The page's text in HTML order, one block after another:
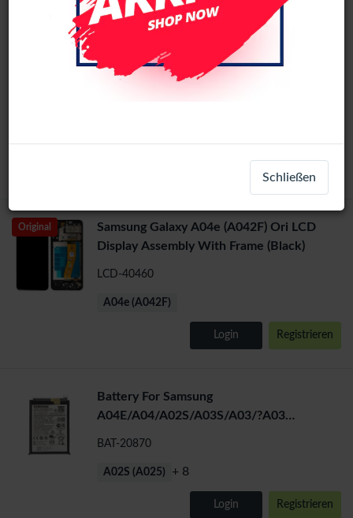
Galaxy A04E / A03s / A03 / A02s
(A037F/A035F/A025F) Display Assembly
Original
Samsung Galaxy A04e (A042F) Ori LCD
Display Assembly With Frame (Black)
LCD-40460
A04e (A042F)
Login Registrieren
Battery For Samsung
A04E/A04/A02S/A03S/A03/?A03
BAT-20870
A02S (A025) + 8
Login Registrieren
Schließen